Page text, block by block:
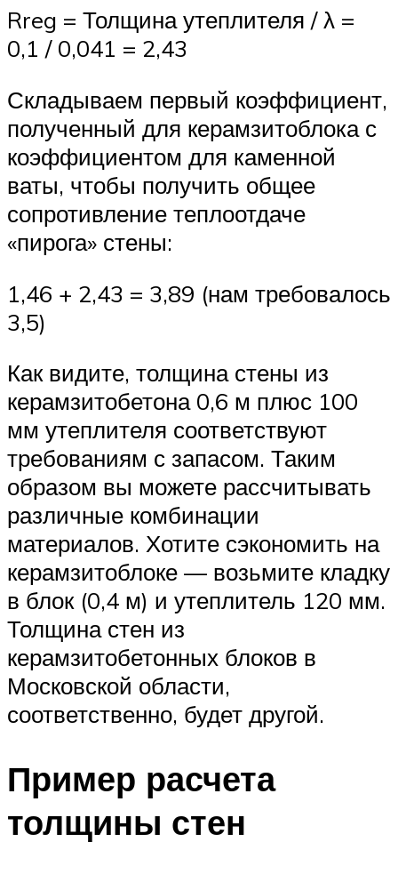
Rreg = Толщина утеплителя / λ =
0,1 / 0,041 = 2,43
Складываем первый коэффициент,
полученный для керамзитоблока с
коэффициентом для каменной
ваты, чтобы получить общее
сопротивление теплоотдаче
«пирога» стены:
1,46 + 2,43 = 3,89 (нам требовалось
3,5)
Как видите, толщина стены из
керамзитобетона 0,6 м плюс 100
мм утеплителя соответствуют
требованиям с запасом. Таким
образом вы можете рассчитывать
различные комбинации
материалов. Хотите сэкономить на
керамзитоблоке — возьмите кладку
в блок (0,4 м) и утеплитель 120 мм.
Толщина стен из
керамзитобетонных блоков в
Московской области,
соответственно, будет другой.
Пример расчета
толщины стен